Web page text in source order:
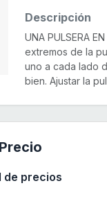
Descripción
UNA PULSERA
extremos de la
uno a cada lado
bien. Ajustar la
de precios